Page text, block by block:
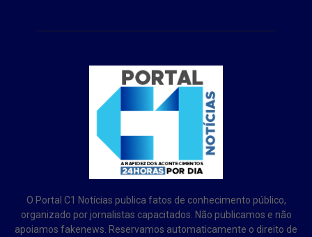
O Portal C1 Notícias publica fatos de conhecimento público,
organizado por jornalistas capacitados. Não publicamos e não
apoiamos fakenews. Reservamos automaticamente o direito de